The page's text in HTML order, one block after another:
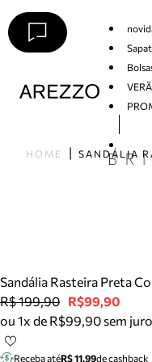
HOME SANDÁLIA
Sandália Rasteira Preta
R$ 199,90 R$99,90
ou 1x de R$99,90 sem
Receba atéR$ 11,99de cashback